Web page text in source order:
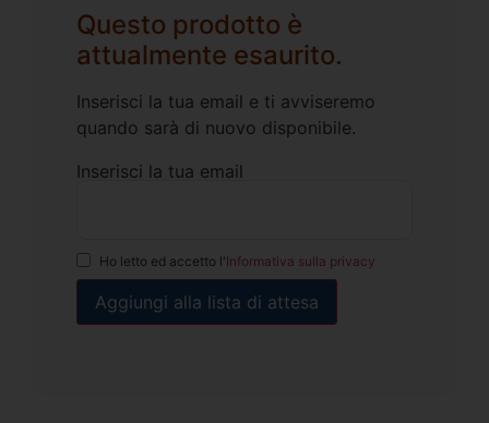
Questo prodotto è
attualmente esaurito.
Inserisci la tua email e ti avviseremo
quando sarà di nuovo disponibile.
Inserisci la tua email
Ho letto ed accetto l'Informativa sulla privacy